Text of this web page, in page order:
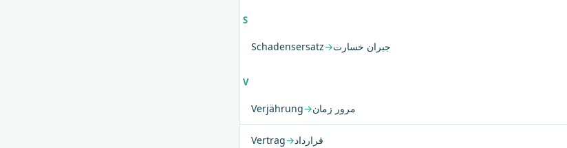
S
Schadensersatz→جبران خسارت
V
Verjährung→مرور زمان
Vertrag→قرارداد